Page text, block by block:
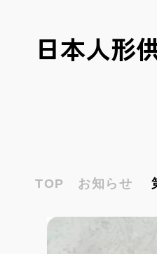
日本人形
TOP お知らせ